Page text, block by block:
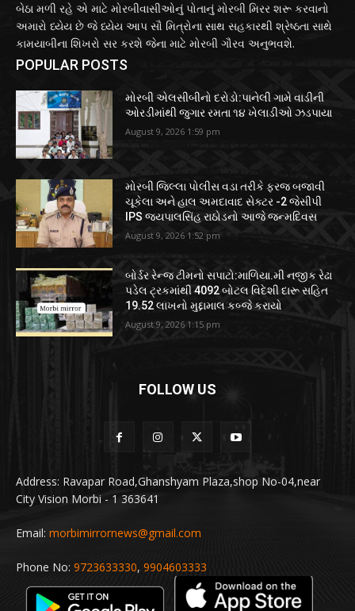
બેઠા મળી રહે એ માટે મોરબીવાસીઓનું પોતાનું મોરબી મિરર શરૂ કરવાનો
અમારો ધ્યેય છે જે ધ્યેય આપ સૌ મિત્રોના સાથ સહકારથી શ્રેષ્ઠતા સાથે
કામયાબીના શિખરો સર કરશે જેના માટે મોરબી ગૌરવ અનુભવશે.
POPULAR POSTS
મોરબી એલસીબીનો દરોડો:પાનેલી ગામે વાડીની
ઓરડીમાંથી જુગાર રમતા ૧૪ ખેલાડીઓ ઝડપાયા
August 9, 2026 1:59 pm
મોરબી જિલ્લા પોલીસ વડા તરીકે ફરજ બજાવી
ચૂકેલા અને હાલ અમદાવાદ સેક્ટર -2 જેસીપી
IPS જયપાલસિંહ રાઠોડનો આજે જન્મદિવસ
August 9, 2026 1:52 pm
બોર્ડર રેન્જ ટીમનો સપાટો:માળિયા.મી નજીક રેઢા
પડેલ ટ્રકમાંથી 4092 બોટલ વિદેશી દારૂ સહિત
19.52 લાખનો મુદ્દામાલ કબ્જે કરાયો
August 9, 2026 1:15 pm
FOLLOW US
Address: Ravapar Road,Ghanshyam Plaza,shop No-04,near
City Vision Morbi - 1 363641
Email: morbimirrornews@gmail.com
Phone No: 9723633330, 9904603333